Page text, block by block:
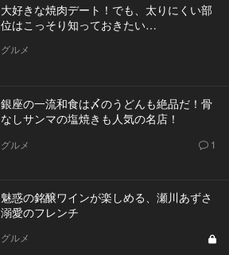
大好きな焼肉デート！でも、太りにくい部
位はこっそり知っておきたい…
グルメ
銀座の一流和食は〆のうどんも絶品だ！骨
なしサンマの塩焼きも人気の名店！
グルメ 1
魅惑の銘醸ワインが楽しめる、瀬川あずさ
溺愛のフレンチ
グルメ